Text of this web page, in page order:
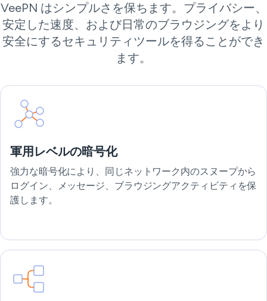
VeePN はシンプルさを保ちます。プライバシー、
安定した速度、および日常のブラウジングをより
安全にするセキュリティツールを得ることができ
ます。
軍用レベルの暗号化
強力な暗号化により、同じネットワーク内のスヌープから
ログイン、メッセージ、ブラウジングアクティビティを保
護します。